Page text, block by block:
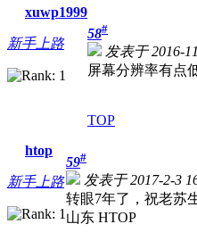
xuwp1999
新手上路
58#
发表于 2016-
屏幕分辨率有点
TOP
htop
新手上路
59#
发表于 2017-2-3
转眼7年了，祝老苏
山东 HTOP